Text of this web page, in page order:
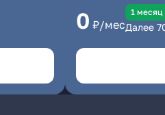
0 ₽/мес
1 месяц
Далее